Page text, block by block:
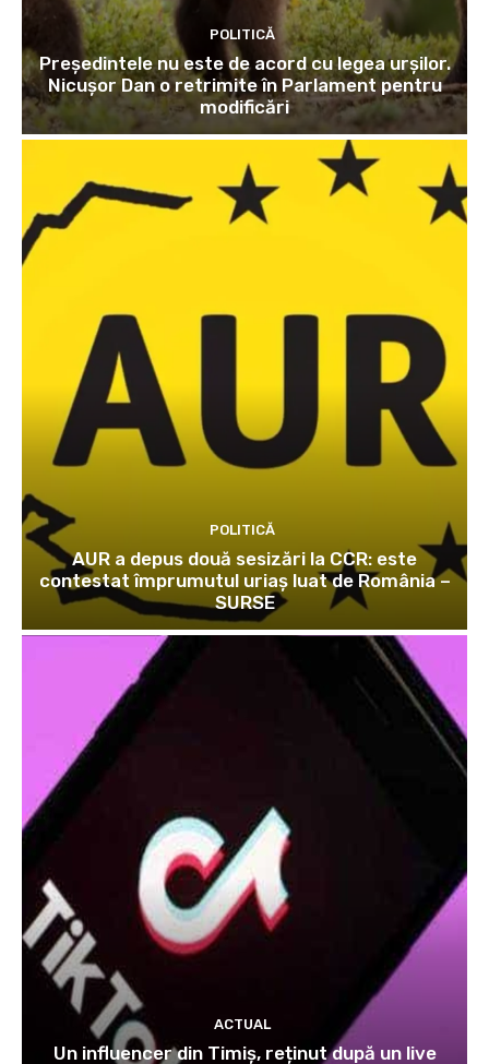
POLITICĂ
Președintele nu este de acord cu legea urșilor.
Nicușor Dan o retrimite în Parlament pentru
modificări
POLITICĂ
AUR a depus două sesizări la CCR: este
contestat împrumutul uriaș luat de România –
SURSE
ACTUAL
Un influencer din Timiș, reținut după un live